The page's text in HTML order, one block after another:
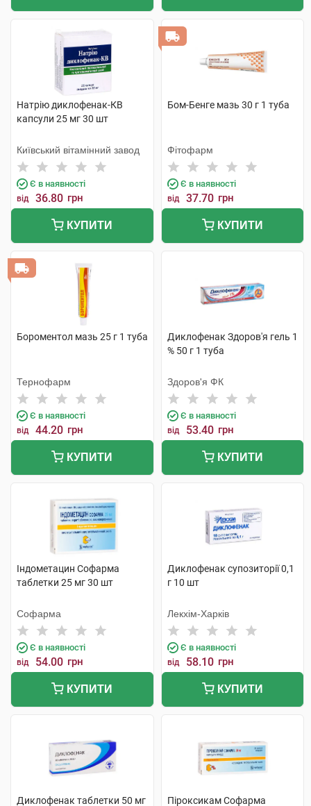
Натрію диклофенак-КВ
капсули 25 мг 30 шт
Київський вітамінний завод
Є в наявності
від 36.80 грн
КУПИТИ
Бом-Бенге мазь 30 г 1 туба
Фітофарм
Є в наявності
від 37.70 грн
КУПИТИ
Бороментол мазь 25 г 1 туба
Тернофарм
Є в наявності
від 44.20 грн
КУПИТИ
Диклофенак Здоров'я гель 1
% 50 г 1 туба
Здоров'я ФК
Є в наявності
від 53.40 грн
КУПИТИ
Індометацин Софарма
таблетки 25 мг 30 шт
Софарма
Є в наявності
від 54.00 грн
КУПИТИ
Диклофенак супозиторії 0,1
г 10 шт
Лекхім-Харків
Є в наявності
від 58.10 грн
КУПИТИ
Диклофенак таблетки 50 мг Піроксикам Софарма